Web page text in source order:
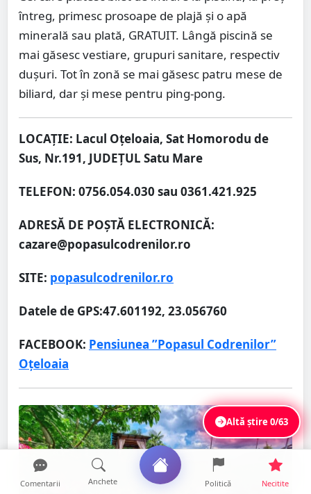
întreg, primesc prosoape de plajă și o apă
minerală sau plată, GRATUIT. Lângă piscină se
mai găsesc vestiare, grupuri sanitare, respectiv
dușuri. Tot în zonă se mai găsesc patru mese de
biliard, dar și mese pentru ping-pong.
LOCAȚIE: Lacul Oțeloaia, Sat Homorodu de
Sus, Nr.191, JUDEȚUL Satu Mare
TELEFON: 0756.054.030 sau 0361.421.925
ADRESĂ DE POȘTĂ ELECTRONICĂ:
cazare@popasulcodrenilor.ro
SITE: popasulcodrenilor.ro
Datele de GPS:47.601192, 23.056760
FACEBOOK: Pensiunea ”Popasul Codrenilor”
Oțeloaia
Altă știre0/63
Comentarii Anchete Politică Necitite